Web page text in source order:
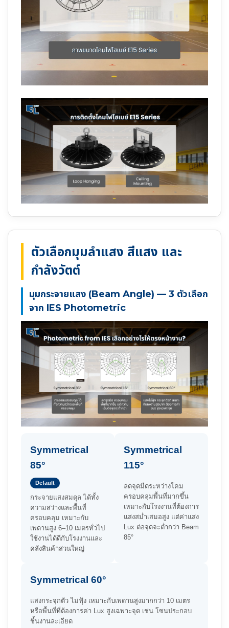
ตัวเลือกมุมลำแสง สีแสง และ
กำลังวัตต์
มุมกระจายแสง (Beam Angle) — 3 ตัวเลือก
จาก IES Photometric
Symmetrical
85°
Default
กระจายแสงสมดุล ได้ทั้ง
ความสว่างและพื้นที่
ครอบคลุม เหมาะกับ
เพดานสูง 6–10 เมตรทั่วไป
ใช้งานได้ดีกับโรงงานและ
คลังสินค้าส่วนใหญ่
Symmetrical
115°
ลดจุดมืดระหว่างโคม
ครอบคลุมพื้นที่มากขึ้น
เหมาะกับโรงงานที่ต้องการ
แสงสม่ำเสมอสูง แต่ค่าแสง
Lux ต่อจุดจะต่ำกว่า Beam
85°
Symmetrical 60°
แสงกระจุกตัว ไม่ฟุ้ง เหมาะกับเพดานสูงมากกว่า 10 เมตร
หรือพื้นที่ที่ต้องการค่า Lux สูงเฉพาะจุด เช่น โซนประกอบ
ชิ้นงานละเอียด